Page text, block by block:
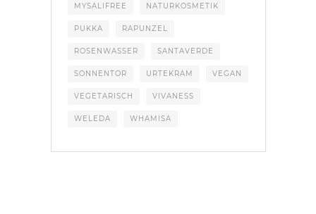
MYSALIFREE NATURKOSMETIK
PUKKA RAPUNZEL
ROSENWASSER SANTAVERDE
SONNENTOR URTEKRAM VEGAN
VEGETARISCH VIVANESS
WELEDA WHAMISA